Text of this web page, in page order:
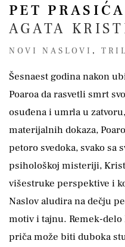
PET PRASIĆA
AGATA
NOVI NASLOVI ,
Šesnaest godina nakon
Poaroa da rasvetli smrt
osuđena i umrla u
materijalnih dokaza,
petoro svedoka, svako sa
psihološkoj misteriji,
višestruke perspektive i
Naslov aludira na dečju
motiv i tajnu. Remek-
priča može biti duboka